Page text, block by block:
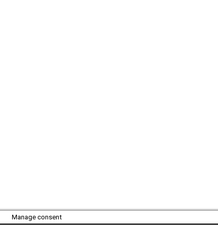
Manage consent